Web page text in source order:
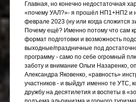
Главная, но конечно недостаточная
«почему УАЛ?»- я прошёл НП1+НП2 и
феврале 2023 (ну или когда сложится
Почему ещё? Именно потому что сам
формат подготовки и возможность
выходные/праздничные под
программу - само по себе огромный
заботу и внимание Ольги Назаренко,
Александра Яковенко, «равность»
участников - и выйдут именно те УТС,
дружбу на десятилетия и воспеты в